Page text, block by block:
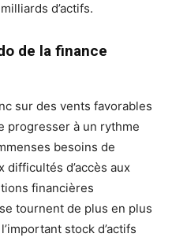
d’actifs.
de la finance
sur des vents favorables
progresser à un rythme
besoins de
d’accès aux
financières
tournent de plus en plus
stock d’actifs